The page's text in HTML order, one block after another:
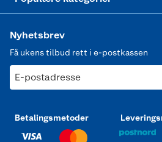
Nyhetsbrev
Få ukens tilbud rett i e-postkassen
E-postadresse
Betalingsmetoder